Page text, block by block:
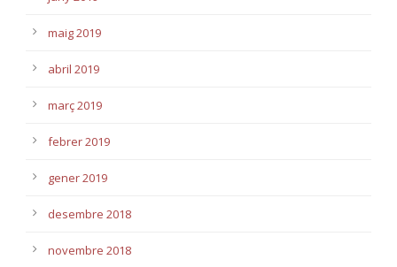
maig 2019
abril 2019
març 2019
febrer 2019
gener 2019
desembre 2018
novembre 2018